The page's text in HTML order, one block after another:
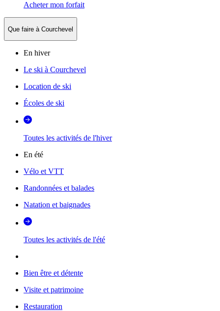
Acheter mon forfait
Que faire à Courchevel
En hiver
Le ski à Courchevel
Location de ski
Écoles de ski
Toutes les activités de l'hiver
En été
Vélo et VTT
Randonnées et balades
Natation et baignades
Toutes les activités de l'été
Bien être et détente
Visite et patrimoine
Restauration